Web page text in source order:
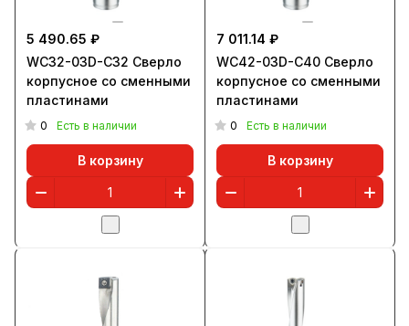
5 490.65 ₽
WC32-03D-C32 Сверло
корпусное со сменными
пластинами
0 Есть в наличии
В корзину
7 011.14 ₽
WC42-03D-C40 Сверло
корпусное со сменными
пластинами
0 Есть в наличии
В корзину